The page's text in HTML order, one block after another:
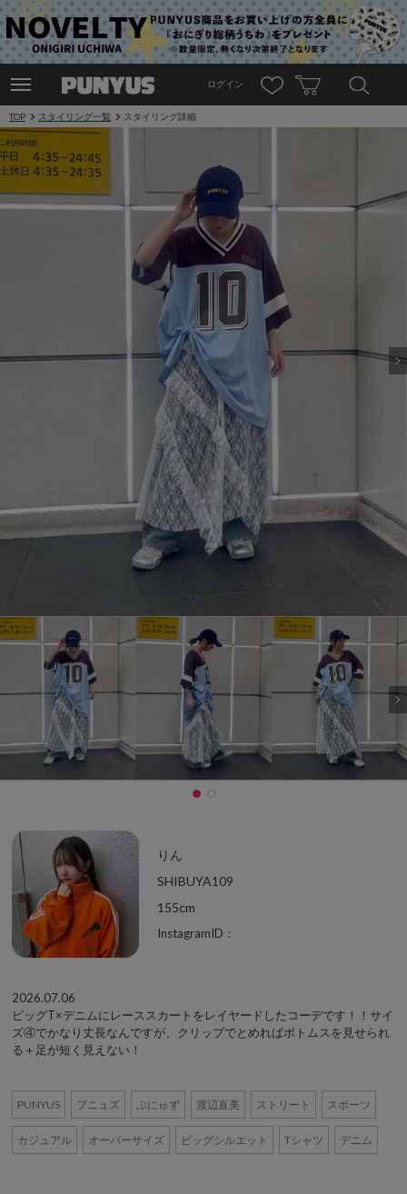
ログイン
TOP スタイリング一覧 スタイリング詳細
りん
SHIBUYA109
155cm
InstagramID：
2026.07.06
ビッグT×デニムにレーススカートをレイヤードしたコーデです！！サイ
ズ④でかなり丈長なんですが、クリップでとめればボトムスを見せられ
る＋足が短く見えない！
PUNYUS プニュズ ぷにゅず 渡辺直美 ストリート スポーツ
カジュアル オーバーサイズ ビッグシルエット Tシャツ デニム